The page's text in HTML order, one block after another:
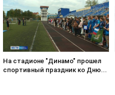
На стадионе "Динамо" прошел
спортивный праздник ко Дню...